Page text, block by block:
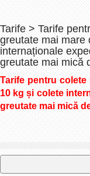
Tarife > Tarife
greutate mai mare
internaționale
greutate mai mică
Tarife pentru
10 kg și colete
greutate mai mică